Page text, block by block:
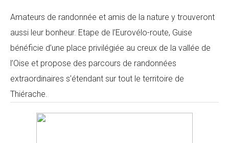
Amateurs de randonnée et amis de la nature y trouveront
aussi leur bonheur. Etape de l’Eurovélo-route, Guise
bénéficie d’une place privilégiée au creux de la vallée de
l’Oise et propose des parcours de randonnées
extraordinaires s’étendant sur tout le territoire de
Thiérache.